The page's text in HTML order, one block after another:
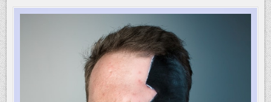
KAUM
WEITER